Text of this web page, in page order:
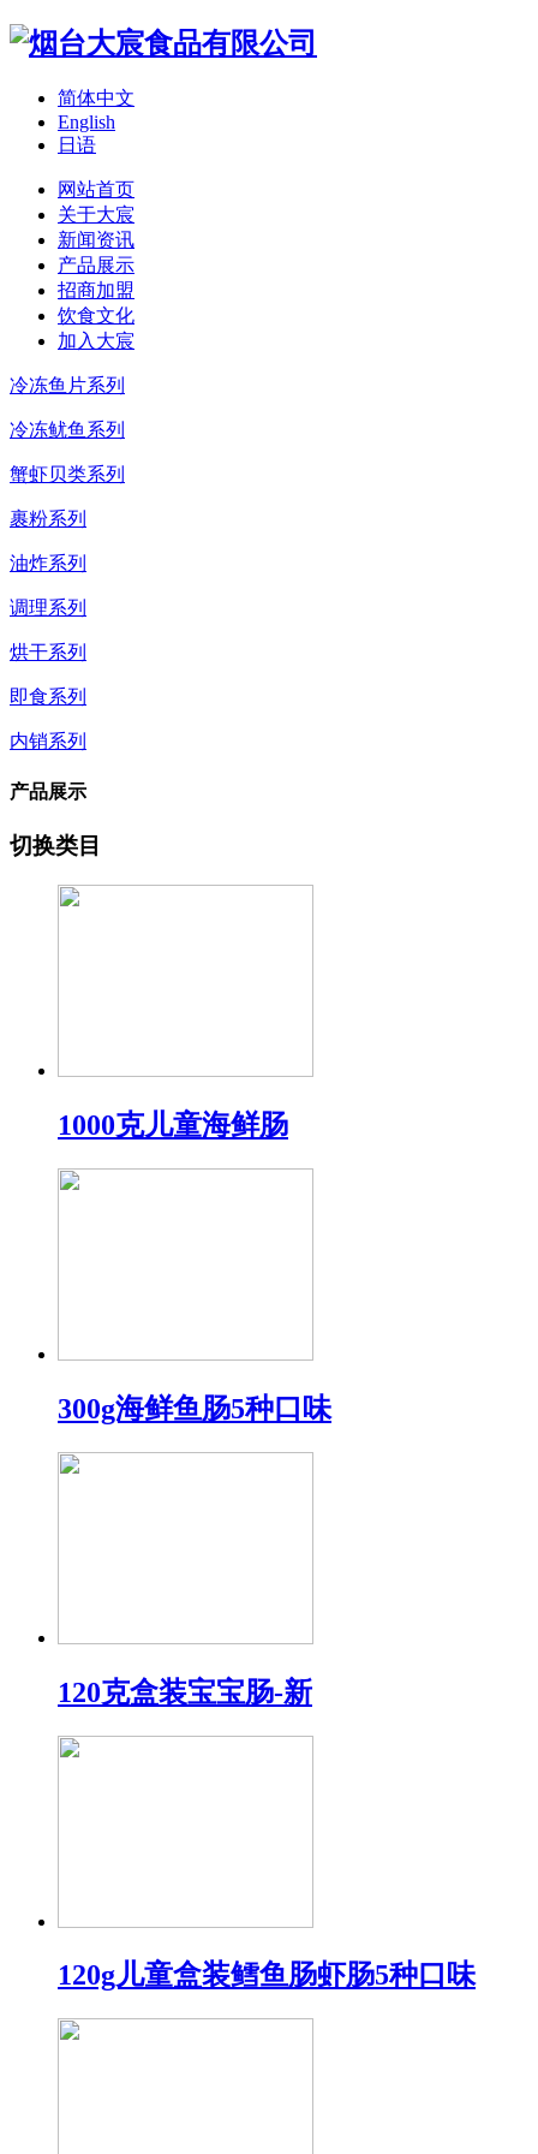
简体中文
English
日语
网站首页
关于大宸
新闻资讯
产品展示
招商加盟
饮食文化
加入大宸
冷冻鱼片系列
冷冻鱿鱼系列
蟹虾贝类系列
裹粉系列
油炸系列
调理系列
烘干系列
即食系列
内销系列
产品展示
切换类目
1000克儿童海鲜肠
300g海鲜鱼肠5种口味
120克盒装宝宝肠-新
120g儿童盒装鳕鱼肠虾肠5种口味